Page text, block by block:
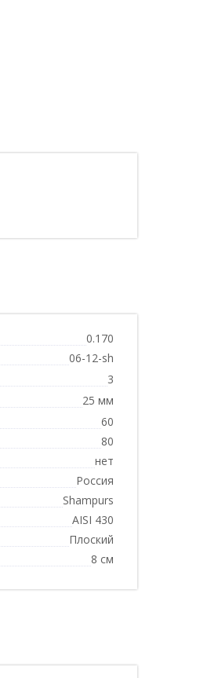
0.170
06-12-sh
3
25 мм
60
80
нет
Россия
Shampurs
AISI 430
Плоский
8 см